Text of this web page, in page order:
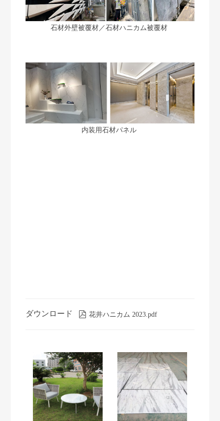
石材外壁被覆材／石材ハニカム被覆材
内装用石材パネル
ダウンロード  花井ハニカム 2023.pdf